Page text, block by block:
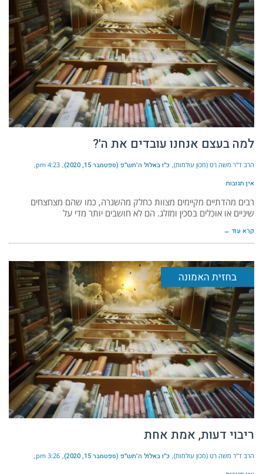
למה בעצם אנחנו עובדים את ה'?
הרב ד"ר משה רט (מכון עולמות) כ״ו באלול ה׳תש״פ (ספטמבר 15, 2020) 4:23 pm
אין תגובות
רבים מהדתיים מקיימים מצוות כחלק מהשגרה, כמו שהם מצחצחים
שיניים או אוכלים בסכין ומזלג. הם לא חושבים יותר מדי על
קרא עוד ←
בחזית האמונה
ריבוי דעות, אמת אחת
הרב ד"ר משה רט (מכון עולמות) כ״ו באלול ה׳תש״פ (ספטמבר 15, 2020) 3:26 pm